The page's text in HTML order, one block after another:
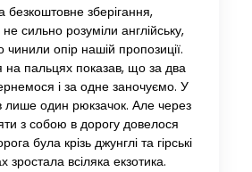
безкоштовне зберігання,
не сильно розуміли англійську,
опір нашій пропозиції.
на пальцях показав, що за два
і за одне заночуємо. У
лише один рюкзачок. Але через
з собою в дорогу довелося
була крізь джунглі та гірські
зростала всіляка екзотика.